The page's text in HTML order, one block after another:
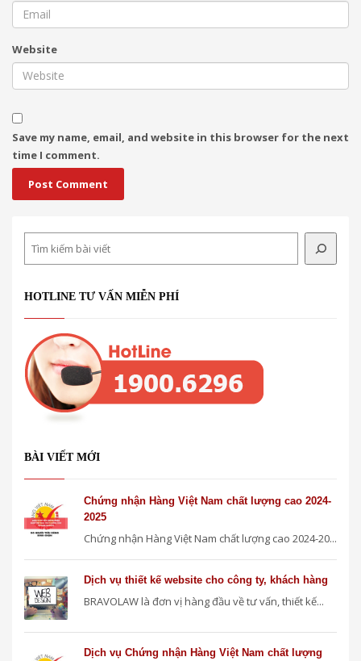
Website
Save my name, email, and website in this browser for the next
time I comment.
HOTLINE TƯ VẤN MIỄN PHÍ
BÀI VIẾT MỚI
Chứng nhận Hàng Việt Nam chất lượng cao 2024-
2025
Chứng nhận Hàng Việt Nam chất lượng cao 2024-20...
Dịch vụ thiết kế website cho công ty, khách hàng
BRAVOLAW là đơn vị hàng đầu về tư vấn, thiết kế...
Dịch vụ Chứng nhận Hàng Việt Nam chất lượng